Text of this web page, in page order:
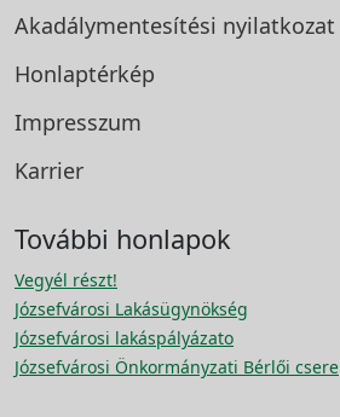
Akadálymentesítési nyilatkozat
Honlaptérkép
Impresszum
Karrier
További honlapok
Vegyél részt!
Józsefvárosi Lakásügynökség
Józsefvárosi lakáspályázato
Józsefvárosi Önkormányzati Bérlői csere